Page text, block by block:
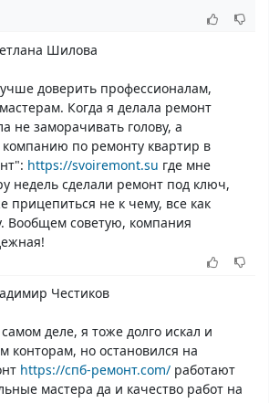
Шилова
доверить профессионалам,
Когда я делала ремонт
не заморачивать голову, а
компанию по ремонту квартир в
https://svoiremont.su где мне
недель сделали ремонт под ключ,
прицепиться не к чему, все как
Вообщем советую, компания
Честиков
деле, я тоже долго искал и
конторам, но остановился на
https://спб-ремонт.com/работают
мастера да и качество работ на